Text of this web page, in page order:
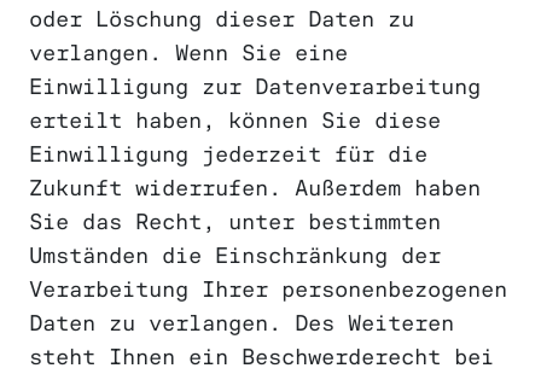
oder Löschung dieser Daten zu
verlangen. Wenn Sie eine
Einwilligung zur Datenverarbeitung
erteilt haben, können Sie diese
Einwilligung jederzeit für die
Zukunft widerrufen. Außerdem haben
Sie das Recht, unter bestimmten
Umständen die Einschränkung der
Verarbeitung Ihrer personenbezogenen
Daten zu verlangen. Des Weiteren
steht Ihnen ein Beschwerderecht bei